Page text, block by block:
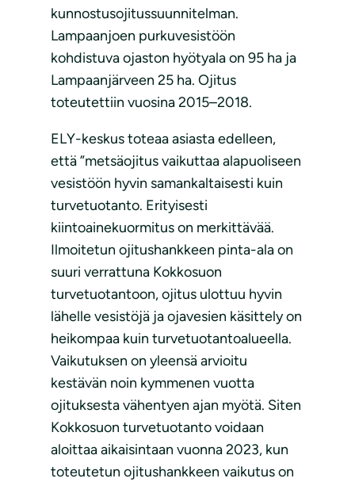
kunnostusojitussuunnitelman.
Lampaanjoen purkuvesistöön
kohdistuva ojaston hyötyala on 95 ha ja
Lampaanjärveen 25 ha. Ojitus
toteutettiin vuosina 2015–2018.
ELY-keskus toteaa asiasta edelleen,
että ”metsäojitus vaikuttaa alapuoliseen
vesistöön hyvin samankaltaisesti kuin
turvetuotanto. Erityisesti
kiintoainekuormitus on merkittävää.
Ilmoitetun ojitushankkeen pinta-ala on
suuri verrattuna Kokkosuon
turvetuotantoon, ojitus ulottuu hyvin
lähelle vesistöjä ja ojavesien käsittely on
heikompaa kuin turvetuotantoalueella.
Vaikutuksen on yleensä arvioitu
kestävän noin kymmenen vuotta
ojituksesta vähentyen ajan myötä. Siten
Kokkosuon turvetuotanto voidaan
aloittaa aikaisintaan vuonna 2023, kun
toteutetun ojitushankkeen vaikutus on